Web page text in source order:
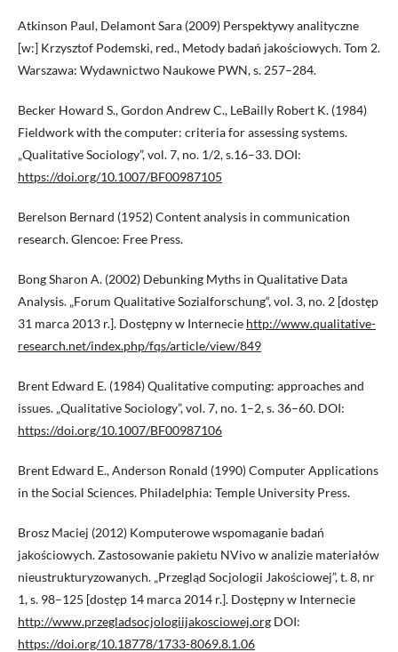
Atkinson Paul, Delamont Sara (2009) Perspektywy analityczne
[w:] Krzysztof Podemski, red., Metody badań jakościowych. Tom 2.
Warszawa: Wydawnictwo Naukowe PWN, s. 257–284.
Becker Howard S., Gordon Andrew C., LeBailly Robert K. (1984)
Fieldwork with the computer: criteria for assessing systems.
„Qualitative Sociology”, vol. 7, no. 1/2, s.16–33. DOI:
https://doi.org/10.1007/BF00987105
Berelson Bernard (1952) Content analysis in communication
research. Glencoe: Free Press.
Bong Sharon A. (2002) Debunking Myths in Qualitative Data
Analysis. „Forum Qualitative Sozialforschung“, vol. 3, no. 2 [dostęp
31 marca 2013 r.]. Dostępny w Internecie http://www.qualitative-
research.net/index.php/fqs/article/view/849
Brent Edward E. (1984) Qualitative computing: approaches and
issues. „Qualitative Sociology”, vol. 7, no. 1–2, s. 36–60. DOI:
https://doi.org/10.1007/BF00987106
Brent Edward E., Anderson Ronald (1990) Computer Applications
in the Social Sciences. Philadelphia: Temple University Press.
Brosz Maciej (2012) Komputerowe wspomaganie badań
jakościowych. Zastosowanie pakietu NVivo w analizie materiałów
nieustrukturyzowanych. „Przegląd Socjologii Jakościowej”, t. 8, nr
1, s. 98–125 [dostęp 14 marca 2014 r.]. Dostępny w Internecie
http://www.przegladsocjologiijakosciowej.org DOI:
https://doi.org/10.18778/1733-8069.8.1.06